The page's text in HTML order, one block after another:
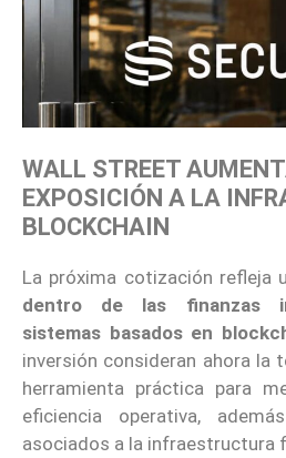
WALL STREET
EXPOSICIÓN A LA
BLOCKCHAIN
La próxima cotización refleja
dentro de las finanzas
sistemas basados en
inversión consideran ahora la
herramienta práctica para
eficiencia operativa,
asociados a la infraestructura